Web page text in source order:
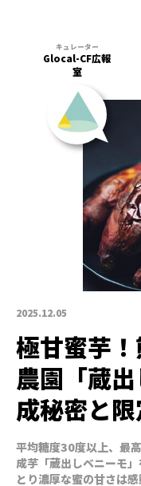
2025.12.05
Glocal-CF広報
室
極甘蜜芋
農園「蔵
成秘密と
平均糖度30度以上、最
成芋「蔵出しベニーモ
とり濃厚な蜜の甘さは